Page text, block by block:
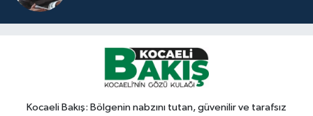
Kocaeli Bakış: Bölgenin nabzını tutan, güvenilir ve tarafsız